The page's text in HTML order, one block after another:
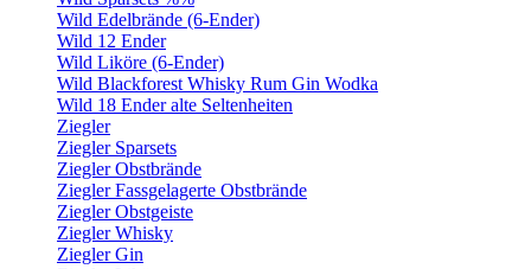
Wild Edelbrände (6-Ender)
Wild 12 Ender
Wild Liköre (6-Ender)
Wild Blackforest Whisky Rum Gin Wodka
Wild 18 Ender alte Seltenheiten
Ziegler
Ziegler Sparsets
Ziegler Obstbrände
Ziegler Fassgelagerte Obstbrände
Ziegler Obstgeiste
Ziegler Whisky
Ziegler Gin